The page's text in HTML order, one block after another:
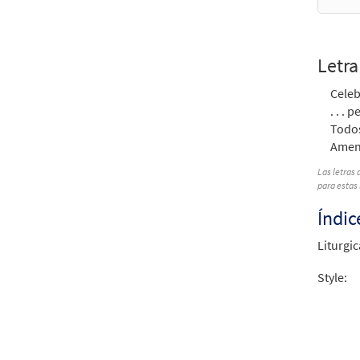
Letra
. . .
Las letras
para
Style: